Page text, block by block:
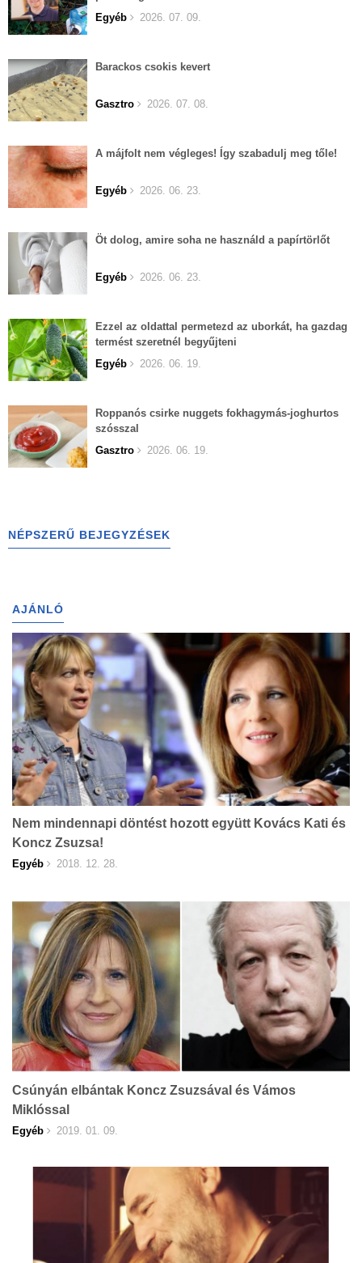
Egyéb
2026. 07. 09.
Barackos csokis kevert
Gasztro 2026. 07. 08.
A májfolt nem végleges! Így szabadulj meg tőle!
Egyéb 2026. 06. 23.
Öt dolog, amire soha ne használd a papírtörlőt
Egyéb 2026. 06. 23.
Ezzel az oldattal permetezd az uborkát, ha gazdag
termést szeretnél begyűjteni
Egyéb
2026. 06. 19.
Roppanós csirke nuggets fokhagymás-joghurtos
szósszal
Gasztro
2026. 06. 19.
NÉPSZERŰ BEJEGYZÉSEK
AJÁNLÓ
Nem mindennapi döntést hozott együtt Kovács Kati és
Koncz Zsuzsa!
Egyéb 2018. 12. 28.
Csúnyán elbántak Koncz Zsuzsával és Vámos
Miklóssal
Egyéb 2019. 01. 09.